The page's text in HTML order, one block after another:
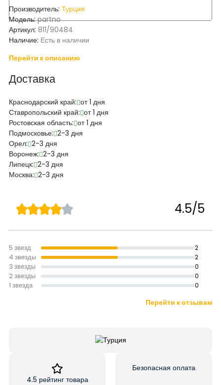
Производитель: Турция
Модель:partno
Артикул: 811/90484
Наличие: Есть в наличии
Перейти к описанию
Доставка
Краснодарский край: от 1 дня
Ставропольский край: от 1 дня
Ростовская область: от 1 дня
Подмосковье: 2-3 дня
Орел: 2-3 дня
Воронеж: 2-3 дня
Липецк: 2-3 дня
Москва: 2-3 дня
4.5/5
5 звезд 2
4 звезды 2
3 звезды 0
2 звезды 0
1 звезда 0
Перейти к отзывам
4.5 рейтинг товара
Безопасная оплата